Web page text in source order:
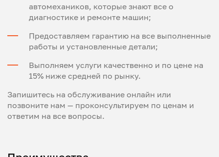
автомехаников, которые знают все о
диагностике и ремонте машин;
Предоставляем гарантию на все выполненные
работы и установленные детали;
Выполняем услуги качественно и по цене на
15% ниже средней по рынку.
Запишитесь на обслуживание онлайн или
позвоните нам — проконсультируем по ценам и
ответим на все вопросы.